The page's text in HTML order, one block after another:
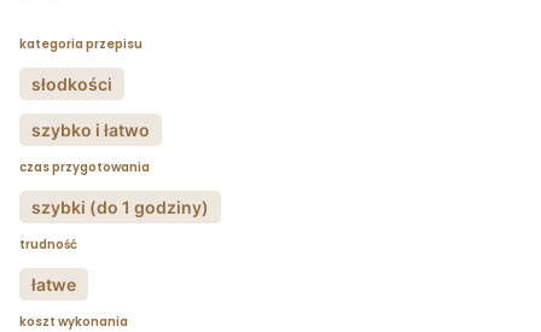
kategoria przepisu
słodkości
szybko i łatwo
czas przygotowania
szybki (do 1 godziny)
trudność
łatwe
koszt wykonania